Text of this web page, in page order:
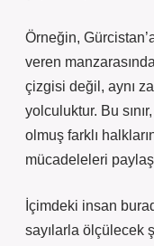
Örneğin,
veren
çizgisi değil, aynı
yolculuktur. Bu
olmuş farklı
mücadeleleri
İçimdeki insan
sayılarla ölçülecek